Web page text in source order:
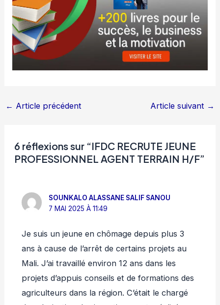
← Article précédent Article suivant →
6 réflexions sur “IFDC RECRUTE JEUNE
PROFESSIONNEL AGENT TERRAIN H/F”
SOUNKALO ALASSANE SALIF SANOU
7 MAI 2025 À 11:49
Je suis un jeune en chômage depuis plus 3
ans à cause de l’arrêt de certains projets au
Mali. J’ai travaillé environ 12 ans dans les
projets d’appuis conseils et de formations des
agriculteurs dans la région. C’était le chargé